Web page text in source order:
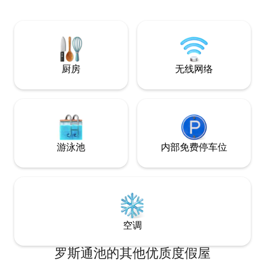
厨房 无线网络
游泳池 内部免费停车位
空调
罗斯通池的其他优质度假屋